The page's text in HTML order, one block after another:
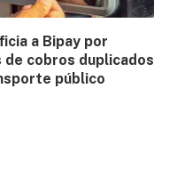
a Bipay por
de cobros duplicados
público